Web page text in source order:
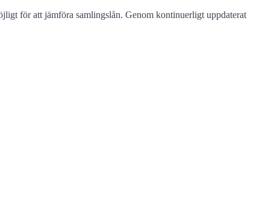
för att jämföra samlingslån. Genom kontinuerligt uppdaterat